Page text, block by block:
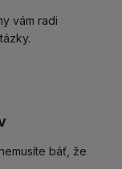
vám radi
báť, že